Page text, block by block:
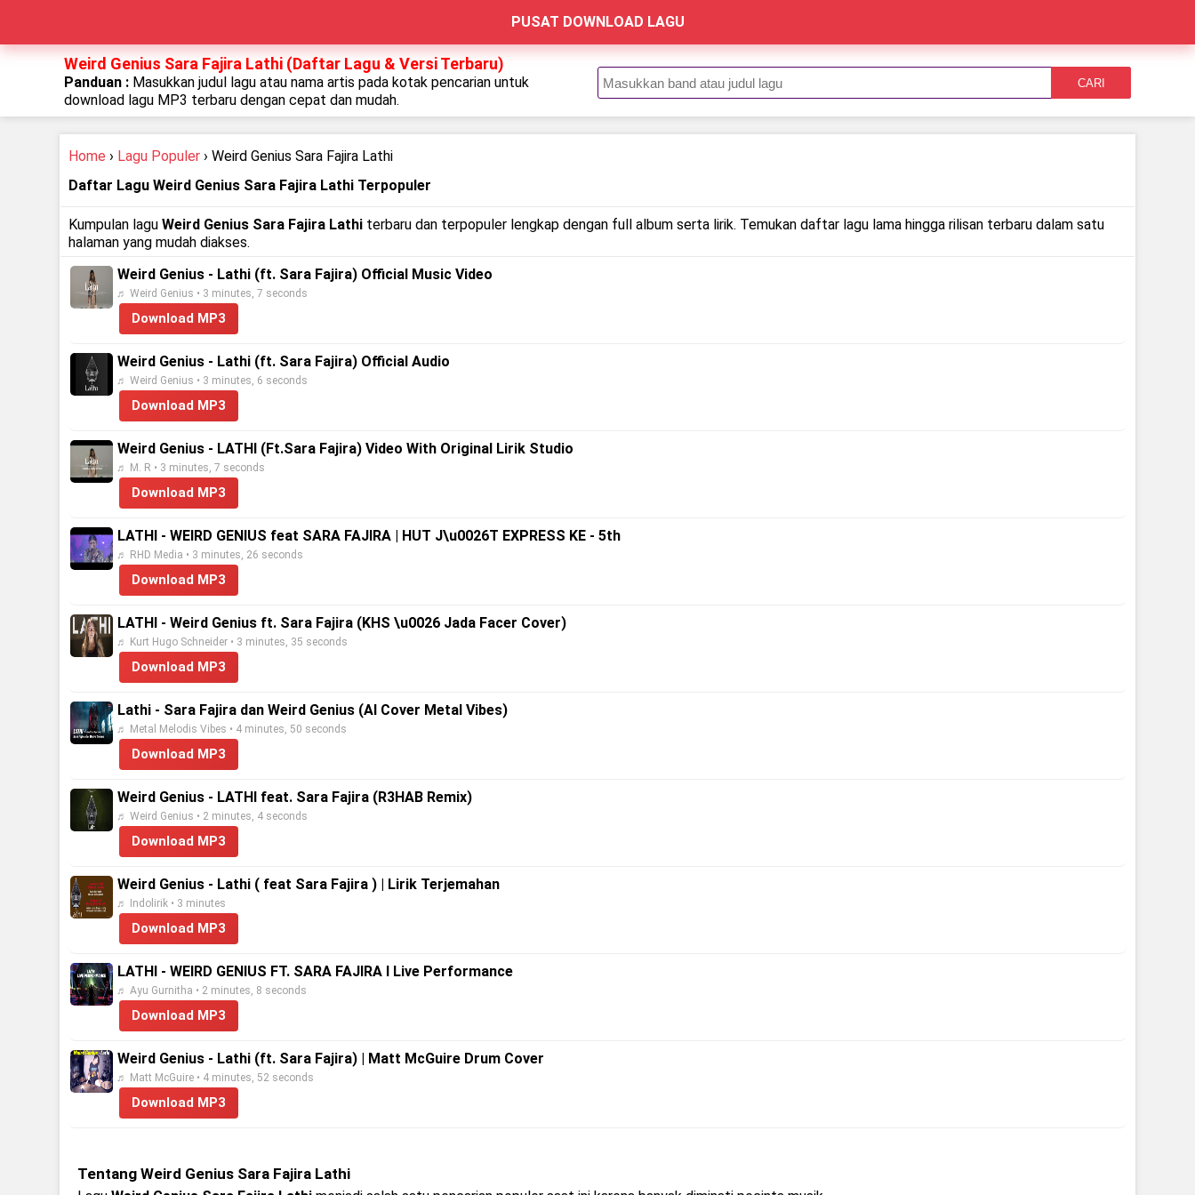
PUSAT DOWNLOAD LAGU
Weird Genius Sara Fajira Lathi (Daftar Lagu & Versi Terbaru)
Panduan : Masukkan judul lagu atau nama artis pada kotak pencarian untuk
download lagu MP3 terbaru dengan cepat dan mudah.
CARI
Home › Lagu Populer › Weird Genius Sara Fajira Lathi
Daftar Lagu Weird Genius Sara Fajira Lathi Terpopuler
Kumpulan laguWeird Genius Sara Fajira Lathi terbaru dan terpopuler lengkap dengan full album serta lirik. Temukan daftar lagu lama hingga rilisan terbaru dalam satu
halaman yang mudah diakses.
Weird Genius - Lathi (ft. Sara Fajira) Official Music Video
♬ Weird Genius • 3 minutes, 7 seconds
Download MP3
Weird Genius - Lathi (ft. Sara Fajira) Official Audio
♬ Weird Genius • 3 minutes, 6 seconds
Download MP3
Weird Genius - LATHI (Ft.Sara Fajira) Video With Original Lirik Studio
♬ M. R • 3 minutes, 7 seconds
Download MP3
LATHI - WEIRD GENIUS feat SARA FAJIRA | HUT J\u0026T EXPRESS KE - 5th
♬ RHD Media • 3 minutes, 26 seconds
Download MP3
LATHI - Weird Genius ft. Sara Fajira (KHS \u0026 Jada Facer Cover)
♬ Kurt Hugo Schneider • 3 minutes, 35 seconds
Download MP3
Lathi - Sara Fajira dan Weird Genius (AI Cover Metal Vibes)
♬ Metal Melodis Vibes • 4 minutes, 50 seconds
Download MP3
Weird Genius - LATHI feat. Sara Fajira (R3HAB Remix)
♬ Weird Genius • 2 minutes, 4 seconds
Download MP3
Weird Genius - Lathi ( feat Sara Fajira ) | Lirik Terjemahan
♬ Indolirik • 3 minutes
Download MP3
LATHI - WEIRD GENIUS FT. SARA FAJIRA I Live Performance
♬ Ayu Gurnitha • 2 minutes, 8 seconds
Download MP3
Weird Genius - Lathi (ft. Sara Fajira) | Matt McGuire Drum Cover
♬ Matt McGuire • 4 minutes, 52 seconds
Download MP3
Tentang Weird Genius Sara Fajira Lathi